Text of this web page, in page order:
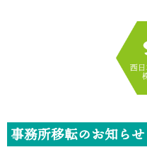
事務所移転のお知らせ